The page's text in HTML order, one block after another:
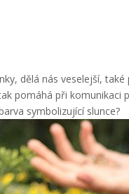
dělá nás veselejší,
pomáhá při komunikaci
symbolizující slunce?